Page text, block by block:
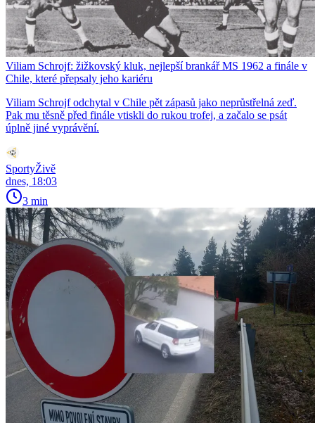
Viliam Schrojf: žižkovský kluk, nejlepší brankář MS 1962 a finále v
Chile, které přepsaly jeho kariéru
Viliam Schrojf odchytal v Chile pět zápasů jako neprůstřelná zeď.
Pak mu těsně před finále vtiskli do rukou trofej, a začalo se psát
úplně jiné vyprávění.
SportyŽivě
dnes, 18:03
3 min